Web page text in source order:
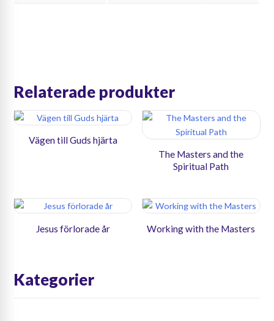
Relaterade produkter
Vägen till Guds hjärta
The Masters and the
Spiritual Path
Jesus förlorade år Working with the Masters
Kategorier